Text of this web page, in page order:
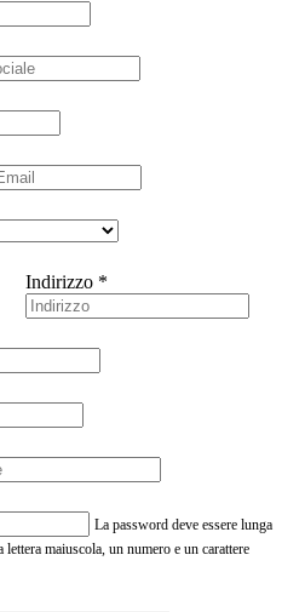
Indirizzo *
La password deve essere lunga
maiuscola, un numero e un carattere